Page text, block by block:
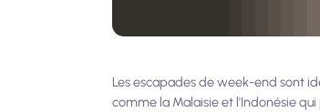
Les escapades de week-end sont
comme la Malaisie et l'Indonésie